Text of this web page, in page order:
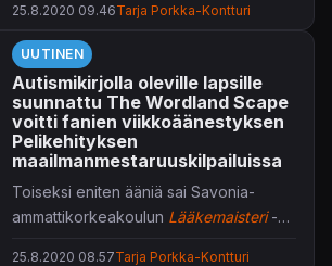
25.8.2020 09.46Tarja Porkka-Kontturi
UUTINEN
Autismikirjolla oleville lapsille
suunnattu The Wordland Scape
voitti fanien viikkoäänestyksen
Pelikehityksen
maailmanmestaruuskilpailuissa
Toiseksi eniten ääniä sai Savonia-
ammattikorkeakoulun Lääkemaisteri-
25.8.2020 08.57Tarja Porkka-Kontturi